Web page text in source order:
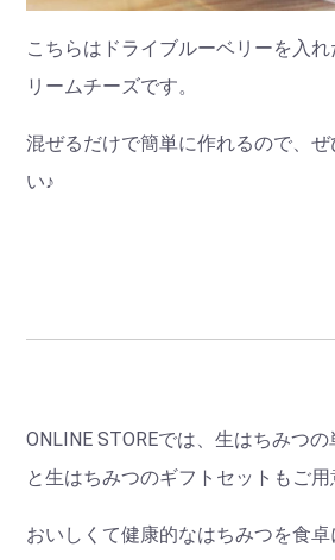
こちらはドライブルーベリーを入
リームチーズです。
混ぜるだけで簡単に作れるので、
い♪
ONLINE STOREでは、生はちみつ
と生はちみつのギフトセットもご用
おいしくて健康的なはちみつを食